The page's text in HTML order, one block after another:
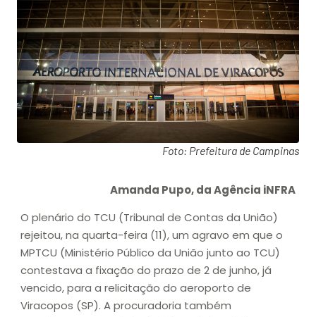
Foto: Prefeitura de Campinas
Amanda Pupo, da Agência iNFRA
O plenário do TCU (Tribunal de Contas da União)
rejeitou, na quarta-feira (11), um agravo em que o
MPTCU (Ministério Público da União junto ao TCU)
contestava a fixação do prazo de 2 de junho, já
vencido, para a relicitação do aeroporto de
Viracopos (SP). A procuradoria também